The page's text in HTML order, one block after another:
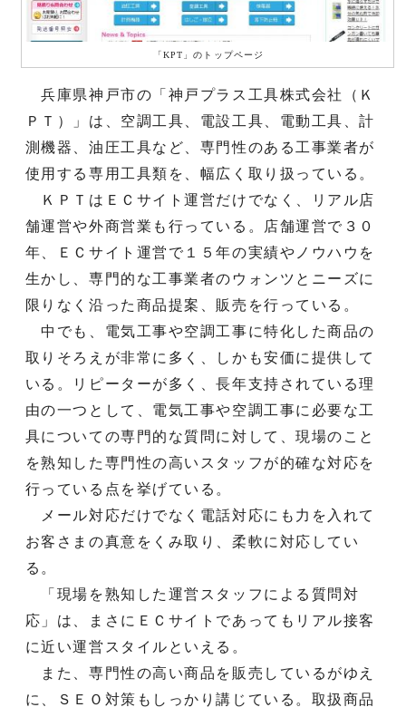
「KPT」のトップページ
兵庫県神戸市の「神戸プラス工具株式会社（Ｋ
ＰＴ）」は、空調工具、電設工具、電動工具、計
測機器、油圧工具など、専門性のある工事業者が
使用する専用工具類を、幅広く取り扱っている。
ＫＰＴはＥＣサイト運営だけでなく、リアル店
舗運営や外商営業も行っている。店舗運営で３０
年、ＥＣサイト運営で１５年の実績やノウハウを
生かし、専門的な工事業者のウォンツとニーズに
限りなく沿った商品提案、販売を行っている。
中でも、電気工事や空調工事に特化した商品の
取りそろえが非常に多く、しかも安価に提供して
いる。リピーターが多く、長年支持されている理
由の一つとして、電気工事や空調工事に必要な工
具についての専門的な質問に対して、現場のこと
を熟知した専門性の高いスタッフが的確な対応を
行っている点を挙げている。
メール対応だけでなく電話対応にも力を入れて
お客さまの真意をくみ取り、柔軟に対応してい
る。
「現場を熟知した運営スタッフによる質問対
応」は、まさにＥＣサイトであってもリアル接客
に近い運営スタイルといえる。
また、専門性の高い商品を販売しているがゆえ
に、ＳＥＯ対策もしっかり講じている。取扱商品